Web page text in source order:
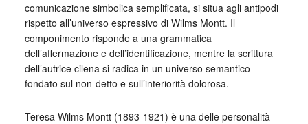
comunicazione simbolica semplificata, si situa agli antipodi
rispetto all’universo espressivo di Wilms Montt. Il
componimento risponde a una grammatica
dell’affermazione e dell’identificazione, mentre la scrittura
dell’autrice cilena si radica in un universo semantico
fondato sul non-detto e sull’interiorità dolorosa.
Teresa Wilms Montt (1893-1921) è una delle personalità